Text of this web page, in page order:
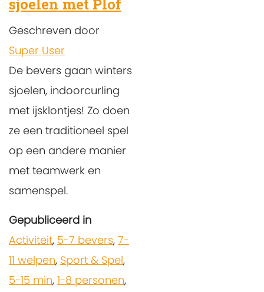
sjoelen met Plof
Geschreven door
Super User
De bevers gaan winters
sjoelen, indoorcurling
met ijsklontjes! Zo doen
ze een traditioneel spel
op een andere manier
met teamwerk en
samenspel.
Gepubliceerd in
Activiteit, 5-7 bevers, 7-
11 welpen, Sport & Spel,
5-15 min, 1-8 personen,